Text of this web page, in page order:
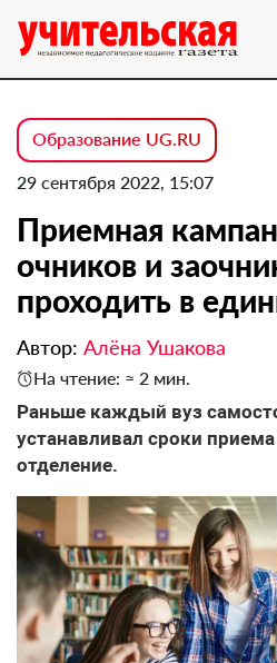
Образование UG.RU
29 сентября 2022, 15:07
Приемная
очников и
проходить в
Автор: Алёна Ушакова
На чтение: ≈ 2 мин.
Раньше каждый вуз
устанавливал сроки
отделение.